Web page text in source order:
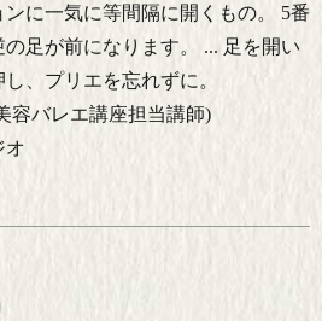
に一気に等間隔に開くもの。 5番
足が前になります。 ... 足を開い
、プリエを忘れずに。
容バレエ講座担当講師)
オ